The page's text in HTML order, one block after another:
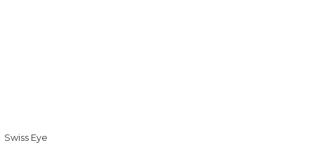
Swiss Eye